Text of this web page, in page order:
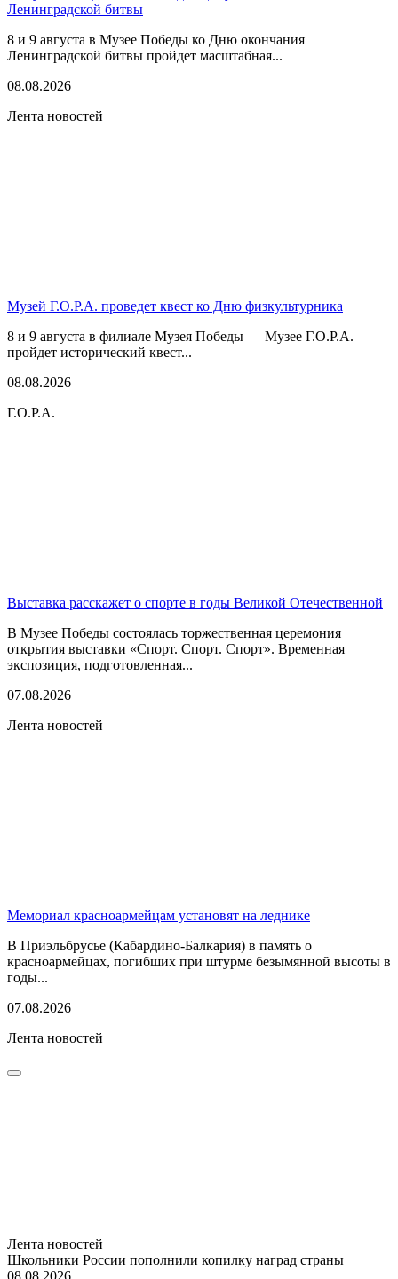
Ленинградской битвы
8 и 9 августа в Музее Победы ко Дню окончания
Ленинградской битвы пройдет масштабная...
08.08.2026
Лента новостей
Музей Г.О.Р.А. проведет квест ко Дню физкультурника
8 и 9 августа в филиале Музея Победы — Музее Г.О.Р.А.
пройдет исторический квест...
08.08.2026
Г.О.Р.А.
Выставка расскажет о спорте в годы Великой Отечественной
В Музее Победы состоялась торжественная церемония
открытия выставки «Спорт. Спорт. Спорт». Временная
экспозиция, подготовленная...
07.08.2026
Лента новостей
Мемориал красноармейцам установят на леднике
В Приэльбрусье (Кабардино-Балкария) в память о
красноармейцах, погибших при штурме безымянной высоты в
годы...
07.08.2026
Лента новостей
Лента новостей
Школьники России пополнили копилку наград страны
08.08.2026